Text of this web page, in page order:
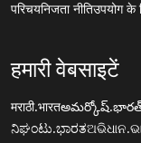
परिचयनिजता नीतिउपयोग के
हमारी वेबसाइटें
मराठी.भारत
ನಿಘಂಟು.ಭಾರತ